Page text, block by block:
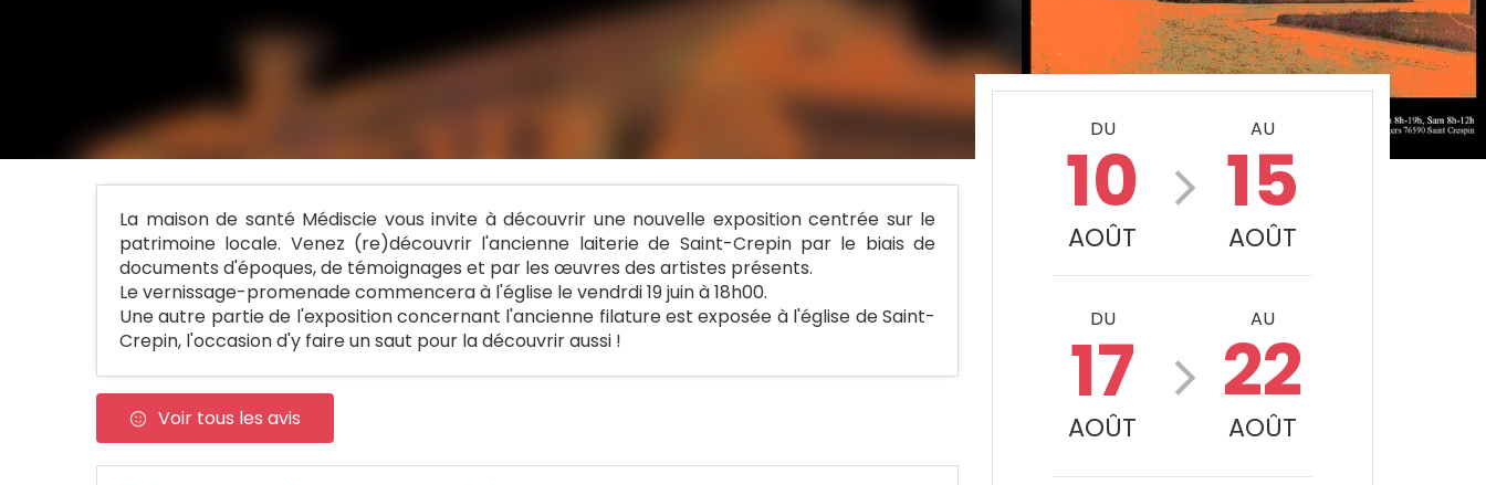
La maison de santé Médiscie vous invite à découvrir une nouvelle exposition centrée sur le
patrimoine locale. Venez (re)découvrir l'ancienne laiterie de Saint-Crepin par le biais de
documents d'époques, de témoignages et par les œuvres des artistes présents.
Le vernissage-promenade commencera à l'église le vendrdi 19 juin à 18h00.
Une autre partie de l'exposition concernant l'ancienne filature est exposée à l'église de Saint-
Crepin, l'occasion d'y faire un saut pour la découvrir aussi !
Voir tous les avis
DU
10
AOÛT
AU
15
AOÛT
DU
17
AOÛT
AU
22
AOÛT